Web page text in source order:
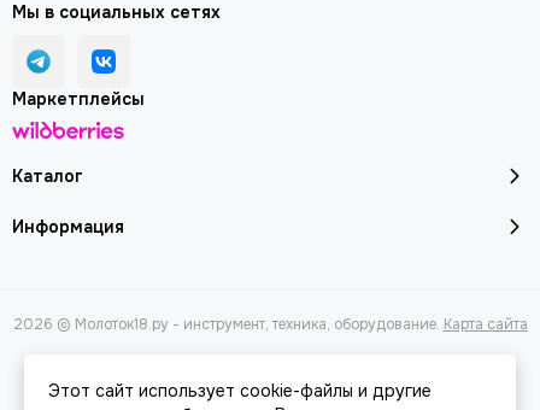
Каталог
Информация
Мы в социальных сетях
Маркетплейсы
2026 © Молоток18.ру - инструмент, техника, оборудование. Карта сайта
Этот сайт использует cookie-файлы и другие